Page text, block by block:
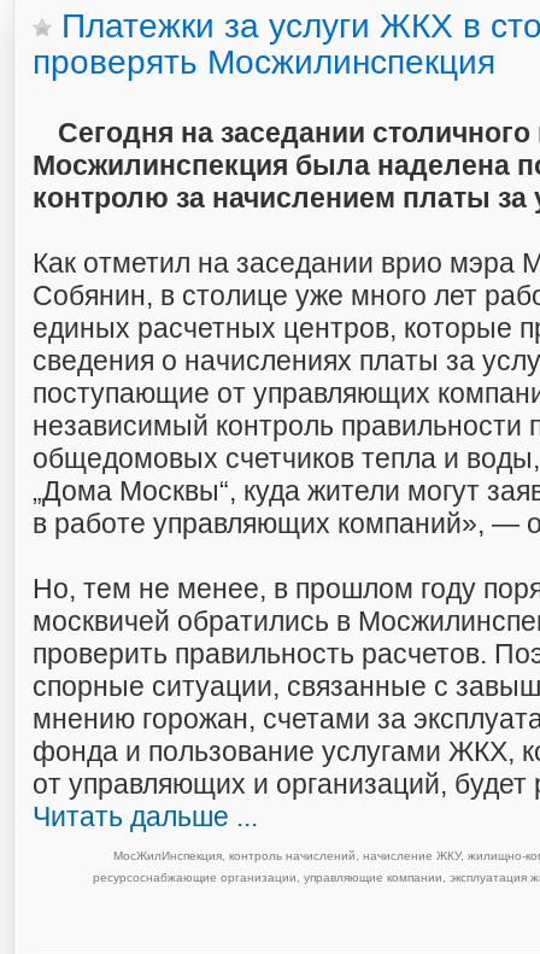
Платежки за услуги ЖКХ в
проверять Мосжилинспекция
Сегодня на заседании
Мосжилинспекция была наделена
контролю за начислением платы за
Как отметил на заседании врио мэра
Собянин, в столице уже много лет
единых расчетных центров, которые
сведения о начислениях платы за
поступающие от управляющих
независимый контроль правильности
общедомовых счетчиков тепла и
„Дома Москвы“, куда жители могут
в работе управляющих компаний», —
Но, тем не менее, в прошлом году
москвичей обратились в
проверить правильность расчетов.
спорные ситуации, связанные с
мнению горожан, счетами за
фонда и пользование услугами ЖКХ,
от управляющих и организаций, будет
Читать дальше ...
МосЖилИнспекция, контроль начислений начисление ЖКУ, жилищно-
ресурсоснабжающие организации
управляющие компании эксплуатация